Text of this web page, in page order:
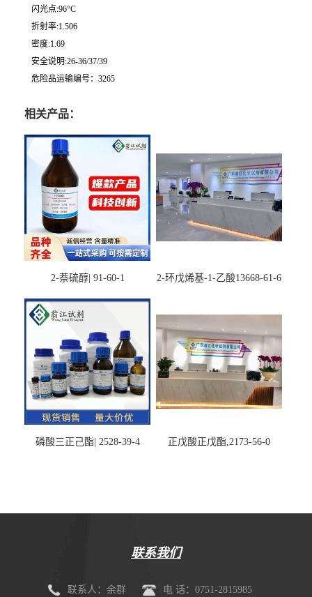
闪光点:96°C
折射率:1.506
密度:1.69
安全说明:26-36/37/39
危险品运输编号：3265
相关产品：
2-萘硫醇| 91-60-1 2-环戊烯基-1-乙酸13668-61-6
磷酸三正己酯| 2528-39-4 正戊酸正戊酯,2173-56-0
联系我们
联系人：余群 电 话：0751-2815985